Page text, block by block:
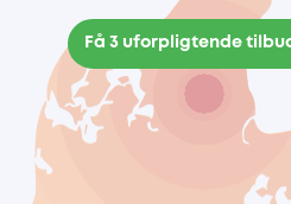
Få 3 uforpligtende